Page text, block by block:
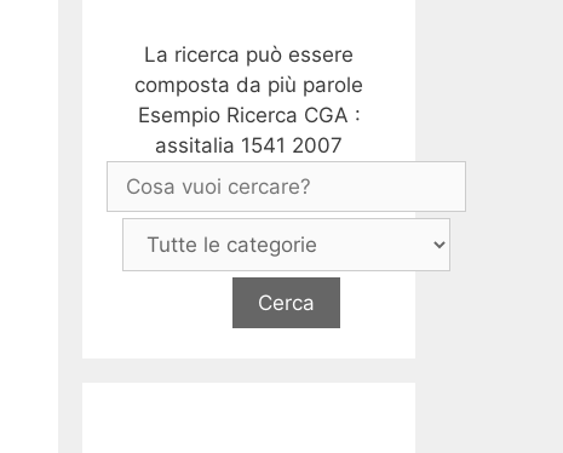
La ricerca può essere
composta da più parole
Esempio Ricerca CGA :
assitalia 1541 2007